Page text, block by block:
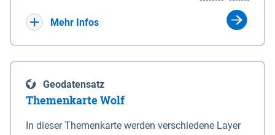
Deichbehörde durch Verordnung ausspricht. Für
enthalten. Sperrwerke Sperrwerke sind Bauwerke
mit Sperrvorrichtungen in Tidegewässern, die dem
Schutz eines Gebietes vor erhöhten Tiden, vor allem
Mehr Infos
Geodatensatz
Themenkarte Wolf
In dieser Themenkarte werden verschiedene Layer